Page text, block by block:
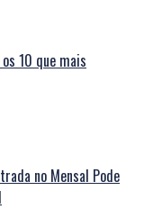
10 que mais
no Mensal Pode